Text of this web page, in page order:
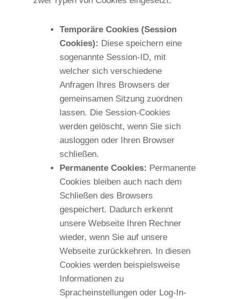
Temporäre Cookies (Session
Cookies): Diese speichern eine
sogenannte Session-ID, mit
welcher sich verschiedene
Anfragen Ihres Browsers der
gemeinsamen Sitzung zuordnen
lassen. Die Session-Cookies
werden gelöscht, wenn Sie sich
ausloggen oder Ihren Browser
schließen.
Permanente Cookies: Permanente
Cookies bleiben auch nach dem
Schließen des Browsers
gespeichert. Dadurch erkennt
unsere Webseite Ihren Rechner
wieder, wenn Sie auf unsere
Webseite zurückkehren. In diesen
Cookies werden beispielsweise
Informationen zu
Spracheinstellungen oder Log-In-